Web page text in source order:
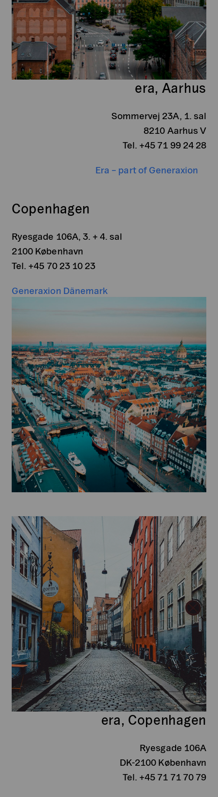
era, Aarhus
Sommervej 23A, 1. sal
8210 Aarhus V
Tel. +45 71 99 24 28
Era – part of Generaxion
Copenhagen
Ryesgade 106A, 3. + 4. sal
2100 København
Tel. +45 70 23 10 23
Generaxion Dänemark
era, Copenhagen
Ryesgade 106A
DK-2100 København
Tel. +45 71 71 70 79